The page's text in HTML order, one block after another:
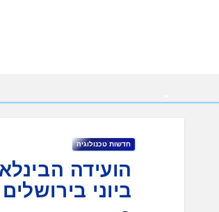
חדשות טכנולוגיה
ביוני בירושלים